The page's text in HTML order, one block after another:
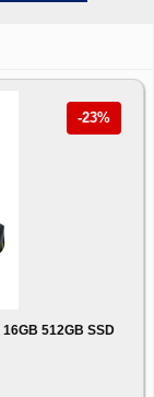
-23%
512GB SSD